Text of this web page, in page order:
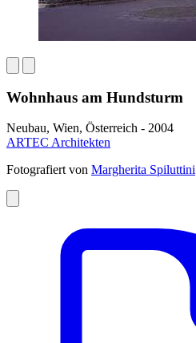
Wohnhaus am Hundsturm
Neubau, Wien, Österreich - 2004
ARTEC Architekten
Fotografiert von Margherita Spiluttini